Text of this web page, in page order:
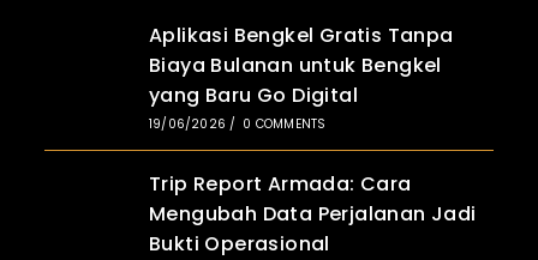
Aplikasi Bengkel Gratis Tanpa
Biaya Bulanan untuk Bengkel
yang Baru Go Digital
19/06/2026 / 0 COMMENTS
Trip Report Armada: Cara
Mengubah Data Perjalanan Jadi
Bukti Operasional